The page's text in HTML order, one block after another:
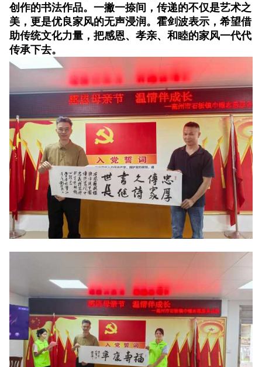
创作的书法作品。一撇一捺间，传递的不仅是艺术之
美，更是优良家风的无声浸润。霍剑波表示，希望借
助传统文化力量，把感恩、孝亲、和睦的家风一代代
传承下去。